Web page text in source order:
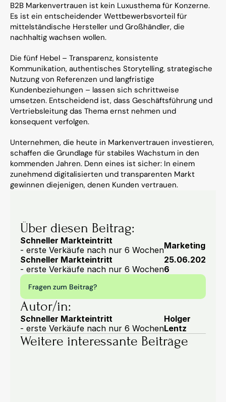
B2B Markenvertrauen ist kein Luxusthema für Konzerne.
Es ist ein entscheidender Wettbewerbsvorteil für
mittelständische Hersteller und Großhändler, die
nachhaltig wachsen wollen.
Die fünf Hebel – Transparenz, konsistente
Kommunikation, authentisches Storytelling, strategische
Nutzung von Referenzen und langfristige
Kundenbeziehungen – lassen sich schrittweise
umsetzen. Entscheidend ist, dass Geschäftsführung und
Vertriebsleitung das Thema ernst nehmen und
konsequent verfolgen.
Unternehmen, die heute in Markenvertrauen investieren,
schaffen die Grundlage für stabiles Wachstum in den
kommenden Jahren. Denn eines ist sicher: In einem
zunehmend digitalisierten und transparenten Markt
gewinnen diejenigen, denen Kunden vertrauen.
Über diesen Beitrag:
Schneller Markteintritt
- erste Verkäufe nach nur 6 WochenMarketing
Schneller Markteintritt
- erste Verkäufe nach nur 6 Wochen
25.06.202
6
Fragen zum Beitrag?
Autor/in:
Schneller Markteintritt
- erste Verkäufe nach nur 6 Wochen
Holger
Lentz
Weitere interessante Beiträge